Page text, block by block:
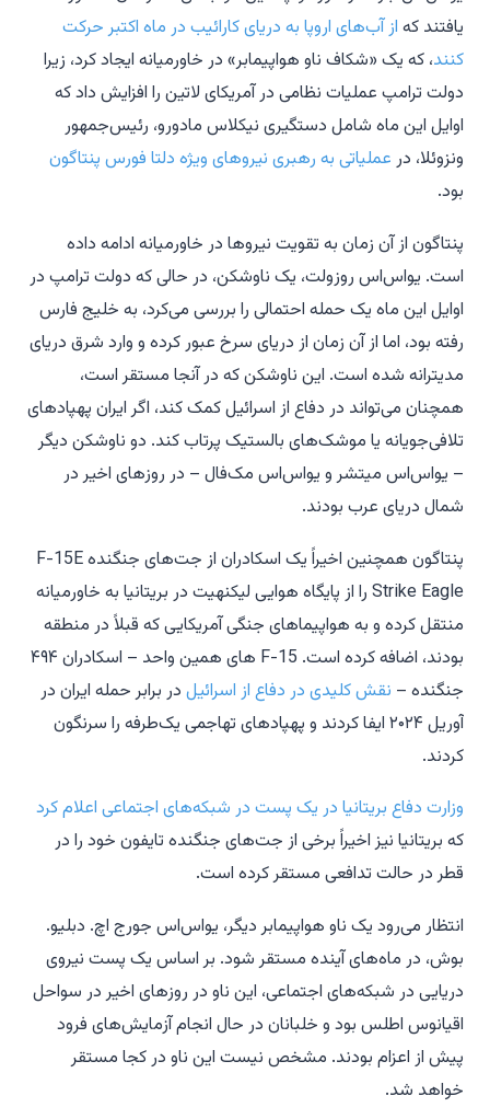
یافتند که از آب‌های اروپا به دریای کارائیب در ماه اکتبر حرکت
کنند، که یک «شکاف ناو هواپیمابر» در خاورمیانه ایجاد کرد، زیرا
دولت ترامپ عملیات نظامی در آمریکای لاتین را افزایش داد که
اوایل این ماه شامل دستگیری نیکلاس مادورو، رئیس‌جمهور
ونزوئلا، در عملیاتی به رهبری نیروهای ویژه دلتا فورس پنتاگون
بود.
پنتاگون از آن زمان به تقویت نیروها در خاورمیانه ادامه داده
است. یواس‌اس روزولت، یک ناوشکن، در حالی که دولت ترامپ در
اوایل این ماه یک حمله احتمالی را بررسی می‌کرد، به خلیج فارس
رفته بود، اما از آن زمان از دریای سرخ عبور کرده و وارد شرق دریای
مدیترانه شده است. این ناوشکن که در آنجا مستقر است،
همچنان می‌تواند در دفاع از اسرائیل کمک کند، اگر ایران پهپادهای
تلافی‌جویانه یا موشک‌های بالستیک پرتاب کند. دو ناوشکن دیگر
– یواس‌اس میتشر و یواس‌اس مک‌فال – در روزهای اخیر در
شمال دریای عرب بودند.
پنتاگون همچنین اخیراً یک اسکادران از جت‌های جنگنده F-15E
Strike Eagle را از پایگاه هوایی لیکنهیت در بریتانیا به خاورمیانه
منتقل کرده و به هواپیماهای جنگی آمریکایی که قبلاً در منطقه
بودند، اضافه کرده است. F-15 های همین واحد – اسکادران ۴۹۴
جنگنده – نقش کلیدی در دفاع از اسرائیل در برابر حمله ایران در
آوریل ۲۰۲۴ ایفا کردند و پهپادهای تهاجمی یک‌طرفه را سرنگون
کردند.
وزارت دفاع بریتانیا در یک پست در شبکه‌های اجتماعی اعلام کرد
که بریتانیا نیز اخیراً برخی از جت‌های جنگنده تایفون خود را در
قطر در حالت تدافعی مستقر کرده است.
انتظار می‌رود یک ناو هواپیمابر دیگر، یواس‌اس جورج اچ. دبلیو.
بوش، در ماه‌های آینده مستقر شود. بر اساس یک پست نیروی
دریایی در شبکه‌های اجتماعی، این ناو در روزهای اخیر در سواحل
اقیانوس اطلس بود و خلبانان در حال انجام آزمایش‌های فرود
پیش از اعزام بودند. مشخص نیست این ناو در کجا مستقر
خواهد شد.